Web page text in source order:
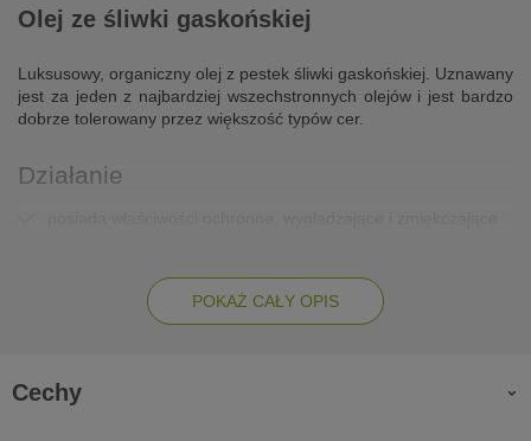
Olej ze śliwki gaskońskiej
Luksusowy, organiczny olej z pestek śliwki gaskońskiej. Uznawany
jest za jeden z najbardziej wszechstronnych olejów i jest bardzo
dobrze tolerowany przez większość typów cer.
Działanie
chronią barierę lipidową naskórka, zabezpieczając ją przed
utratą wody i działaniem niekorzystnych warunków
olej napina delikatnie skórę, rozświetla ją i rozpromienia
POKAŻ CAŁY OPIS
Cechy